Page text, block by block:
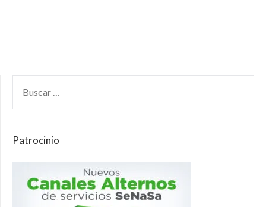
Patrocinio